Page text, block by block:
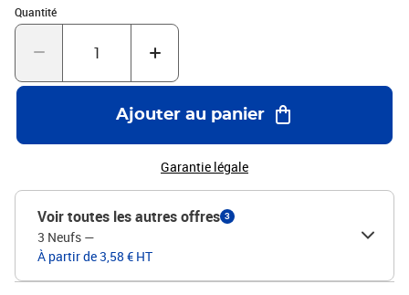
55x74mm
Quantité
Quantité : 1
Ajouter au panier
Garantie légale
Voir toutes les autres offres 3
3 Neufs —
À partir de 3,58 € HT